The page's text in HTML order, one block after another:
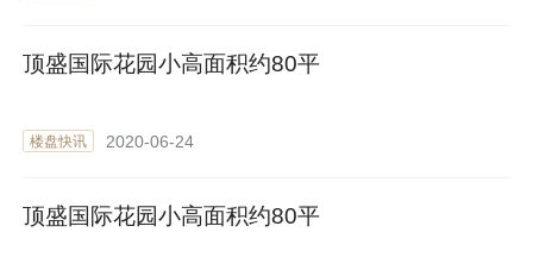
顶盛国际花园小高面积约80平
楼盘快讯 2020-06-24
顶盛国际花园小高面积约80平